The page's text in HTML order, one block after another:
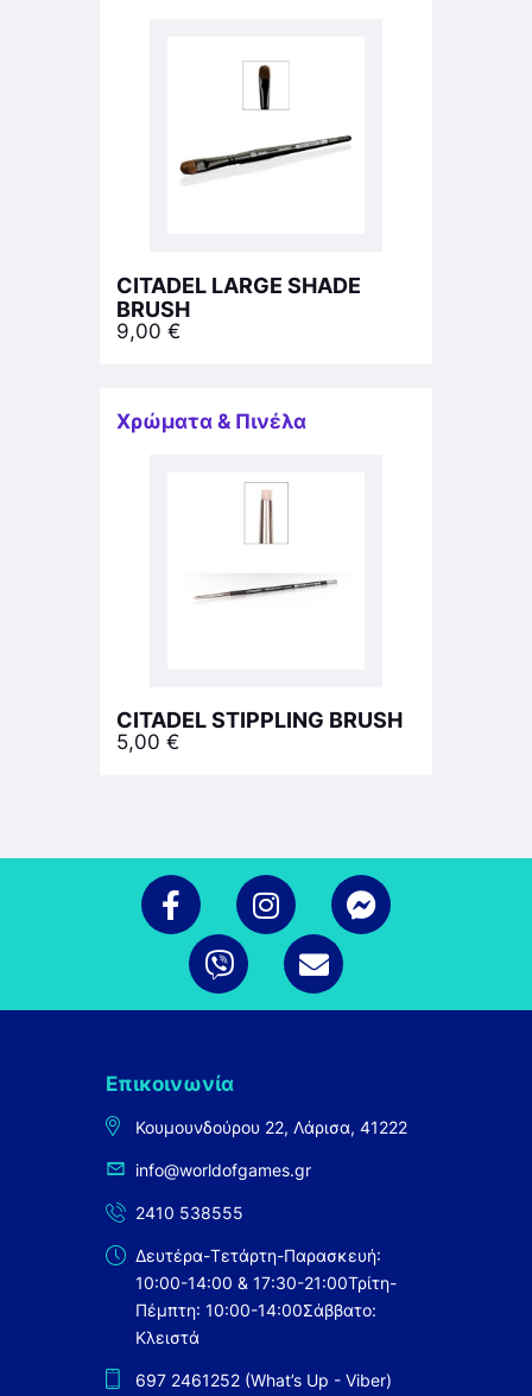
CITADEL LARGE SHADE
BRUSH
9,00 €
Χρώματα & Πινέλα
CITADEL STIPPLING BRUSH
5,00 €
Επικοινωνία
Κουμουνδούρου 22, Λάρισα, 41222
info@worldofgames.gr
2410 538555
Δευτέρα-Τετάρτη-Παρασκευή:
10:00-14:00 & 17:30-21:00Τρίτη-
Πέμπτη: 10:00-14:00Σάββατο:
Κλειστά
697 2461252 (What’s Up - Viber)